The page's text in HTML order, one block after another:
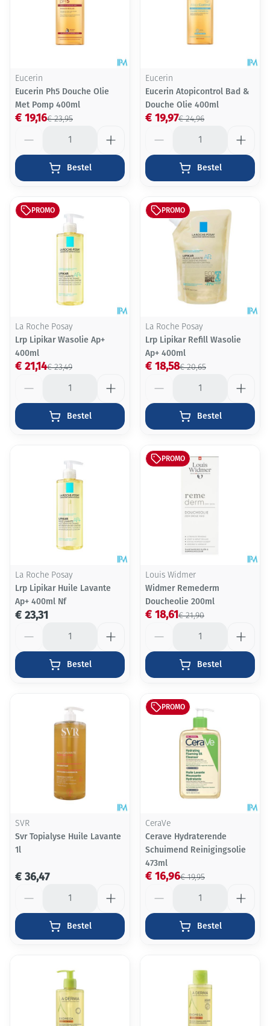
Eucerin
Eucerin Ph5 Douche Olie
Met Pomp 400ml
€ 23,95
€ 19,16
Bestel
Eucerin
Eucerin Atopicontrol Bad &
Douche Olie 400ml
€ 24,96
€ 19,97
Bestel
PROMO
La Roche Posay
Lrp Lipikar Wasolie Ap+
400ml
€ 23,49
€ 21,14
Bestel
PROMO
La Roche Posay
Lrp Lipikar Refill Wasolie
Ap+ 400ml
€ 20,65
€ 18,58
Bestel
La Roche Posay
Lrp Lipikar Huile Lavante
Ap+ 400ml Nf
€ 23,31
Bestel
PROMO
Louis Widmer
Widmer Remederm
Doucheolie 200ml
€ 21,90
€ 18,61
Bestel
SVR
Svr Topialyse Huile Lavante
1l
€ 36,47
Bestel
PROMO
CeraVe
Cerave Hydraterende
Schuimend Reinigingsolie
473ml
€ 19,95
€ 16,96
Bestel